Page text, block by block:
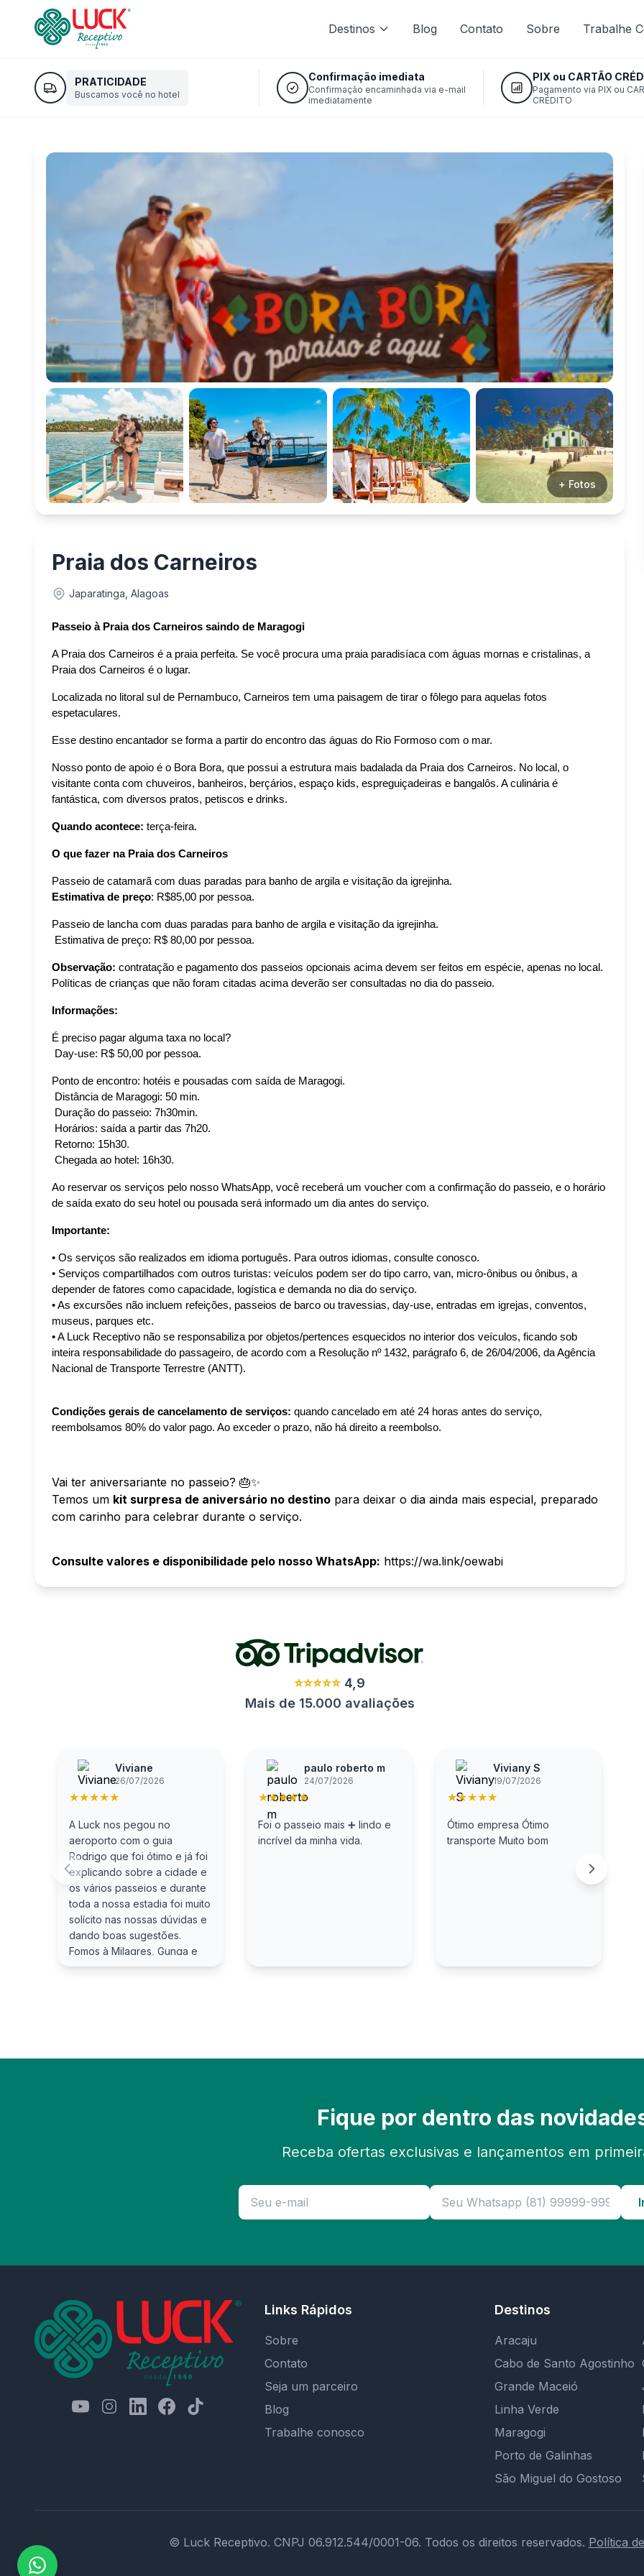
Destinos Blog Contato Sobre Trabalhe
PRATICIDADE
Buscamos você no hotel
Confirmação imediata
Confirmação encaminhada via e-mail
imediatamente
PIX ou CARTÃO
Pagamento via PIX ou
CRÉDITO
+ Fotos
Praia dos Carneiros
Japaratinga, Alagoas
Passeio à Praia dos Carneiros saindo de Maragogi
A Praia dos Carneiros é a praia perfeita. Se você procura uma praia paradisíaca com águas mornas e cristalinas, a
Praia dos Carneiros é o lugar.
Localizada no litoral sul de Pernambuco, Carneiros tem uma paisagem de tirar o fôlego para aquelas fotos
espetaculares.
Esse destino encantador se forma a partir do encontro das águas do Rio Formoso com o mar.
Nosso ponto de apoio é o Bora Bora, que possui a estrutura mais badalada da Praia dos Carneiros. No local, o
visitante conta com chuveiros, banheiros, berçários, espaço kids, espreguiçadeiras e bangalôs. A culinária é
fantástica, com diversos pratos, petiscos e drinks.
Quando acontece: terça-feira.
O que fazer na Praia dos Carneiros
Passeio de catamarã com duas paradas para banho de argila e visitação da igrejinha.
Estimativa de preço: R$85,00 por pessoa.
Passeio de lancha com duas paradas para banho de argila e visitação da igrejinha.
Estimativa de preço: R$ 80,00 por pessoa.
Observação: contratação e pagamento dos passeios opcionais acima devem ser feitos em espécie, apenas no local.
Políticas de crianças que não foram citadas acima deverão ser consultadas no dia do passeio.
Informações:
É preciso pagar alguma taxa no local?
Day-use: R$ 50,00 por pessoa.
Ponto de encontro: hotéis e pousadas com saída de Maragogi.
Distância de Maragogi: 50 min.
Duração do passeio: 7h30min.
Horários: saída a partir das 7h20.
Retorno: 15h30.
Chegada ao hotel: 16h30.
Ao reservar os serviços pelo nosso WhatsApp, você receberá um voucher com a confirmação do passeio, e o horário
de saída exato do seu hotel ou pousada será informado um dia antes do serviço.
Importante:
• Os serviços são realizados em idioma português. Para outros idiomas, consulte conosco.
• Serviços compartilhados com outros turistas: veículos podem ser do tipo carro, van, micro-ônibus ou ônibus, a
depender de fatores como capacidade, logística e demanda no dia do serviço.
• As excursões não incluem refeições, passeios de barco ou travessias, day-use, entradas em igrejas, conventos,
museus, parques etc.
• A Luck Receptivo não se responsabiliza por objetos/pertences esquecidos no interior dos veículos, ficando sob
inteira responsabilidade do passageiro, de acordo com a Resolução nº 1432, parágrafo 6, de 26/04/2006, da Agência
Nacional de Transporte Terrestre (ANTT).
Condições gerais de cancelamento de serviços: quando cancelado em até 24 horas antes do serviço,
reembolsamos 80% do valor pago. Ao exceder o prazo, não há direito a reembolso.
Vai ter aniversariante no passeio? 🎂✨
Temos um kit surpresa de aniversário no destino para deixar o dia ainda mais especial, preparado
com carinho para celebrar durante o serviço.
Consulte valores e disponibilidade pelo nosso WhatsApp: https://wa.link/oewabi
⭐⭐⭐⭐⭐ 4,9
Mais de 15.000 avaliações
Viviane
26/07/2026
★★★★★
A Luck nos pegou no
aeroporto com o guia
Rodrigo que foi ótimo e já foi
explicando sobre a cidade e
os vários passeios e durante
toda a nossa estadia foi muito
solícito nas nossas dúvidas e
dando boas sugestões.
Fomos à Milagres, Gunga e
Praia do Francês com a Luck
paulo roberto m
24/07/2026
★★★★★
Foi o passeio mais ➕️ lindo e
incrível da minha vida.
Viviany S
19/07/2026
★★★★★
Ótimo empresa Ótimo
transporte Muito bom
Fique por dentro das
Receba ofertas exclusivas e lançamentos em
Links Rápidos
Sobre
Contato
Seja um parceiro
Blog
Trabalhe conosco
Destinos
Aracaju
Cabo de Santo Agostinho
Grande Maceió
Linha Verde
Maragogi
Porto de Galinhas
São Miguel do Gostoso
© Luck Receptivo. CNPJ 06.912.544/0001-06. Todos os direitos reservados. Política